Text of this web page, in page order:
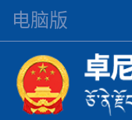
电脑版